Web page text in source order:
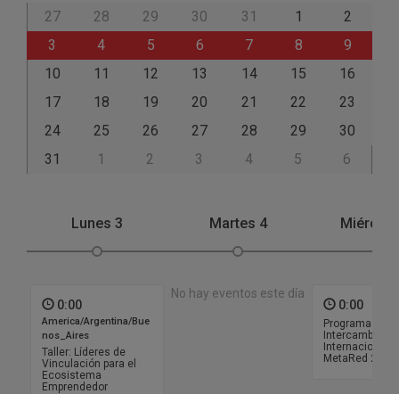
27 28 29 30 31 1
2
3
4 5 6 7 8
9
10
11 12 13 14 15
16
17
18 19 20 21 22
23
24
25 26 27 28 29
30
31
1 2 3 4 5 6
Lunes 3
0:00
America/Argentina/Bue
nos_Aires
Taller: Líderes de
Vinculación para el
Ecosistema
Emprendedor
Martes 4
No hay eventos este día
0:00
Programa de
Intercambio
Internacional
MetaRed 2026